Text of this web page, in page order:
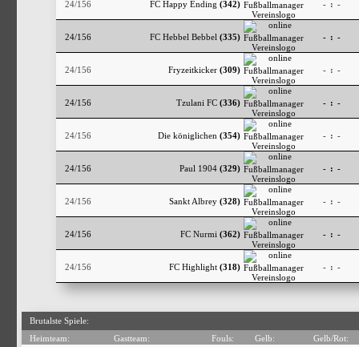
24/156 FC Happy Ending (342) - : -
24/156 FC Hebbel Bebbel (335) - : -
24/156 Fryzeitkicker (309) - : -
24/156 Tzulani FC (336) - : -
24/156 Die königlichen (354) - : -
24/156 Paul 1904 (329) - : -
24/156 Sankt Albrey (328) - : -
24/156 FC Nurmi (362) - : -
24/156 FC Highlight (318) - : -
Brutalste Spiele:
Heimteam:
Gastteam: Fouls: Gelb:
Gelb/Rot: